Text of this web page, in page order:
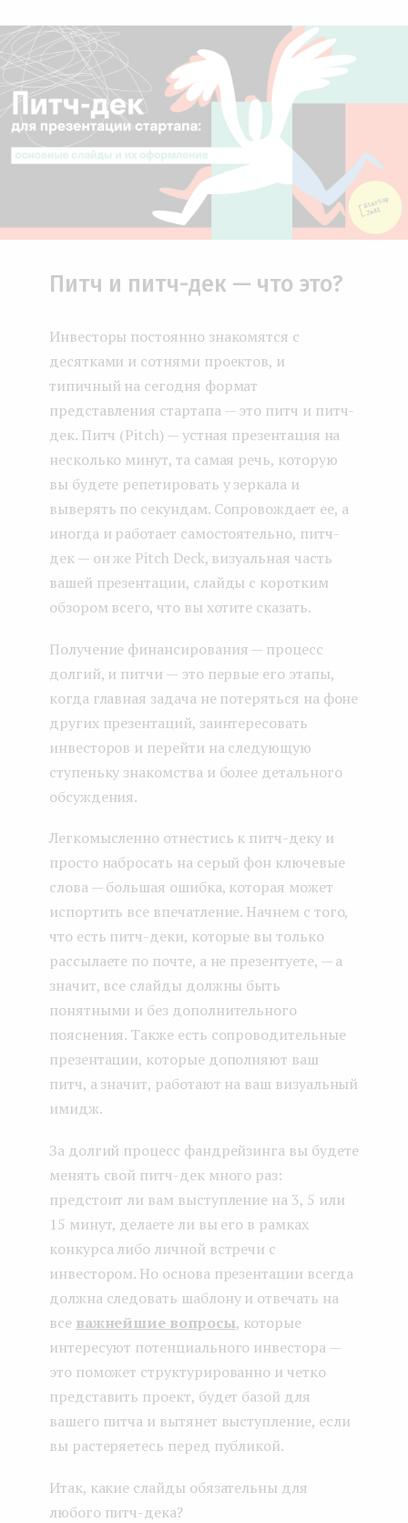
Питч и питч-дек — что это?
Инвесторы постоянно знакомятся с
десятками и сотнями проектов, и
типичный на сегодня формат
представления стартапа — это питч и питч-
дек. Питч (Pitch) — устная презентация на
несколько минут, та самая речь, которую
вы будете репетировать у зеркала и
выверять по секундам. Сопровождает ее, а
иногда и работает самостоятельно, питч-
дек — он же Pitch Deck, визуальная часть
вашей презентации, слайды с коротким
обзором всего, что вы хотите сказать.
Получение финансирования — процесс
долгий, и питчи — это первые его этапы,
когда главная задача не потеряться на фоне
других презентаций, заинтересовать
инвесторов и перейти на следующую
ступеньку знакомства и более детального
обсуждения.
Легкомысленно отнестись к питч-деку и
просто набросать на серый фон ключевые
слова — большая ошибка, которая может
испортить все впечатление. Начнем с того,
что есть питч-деки, которые вы только
рассылаете по почте, а не презентуете, — а
значит, все слайды должны быть
понятными и без дополнительного
пояснения. Также есть сопроводительные
презентации, которые дополняют ваш
питч, а значит, работают на ваш визуальный
имидж.
За долгий процесс фандрейзинга вы будете
менять свой питч-дек много раз:
предстоит ли вам выступление на 3, 5 или
15 минут, делаете ли вы его в рамках
конкурса либо личной встречи с
инвестором. Но основа презентации всегда
должна следовать шаблону и отвечать на
все важнейшие вопросы, которые
интересуют потенциального инвестора —
это поможет структурированно и четко
представить проект, будет базой для
вашего питча и вытянет выступление, если
вы растеряетесь перед публикой.
Итак, какие слайды обязательны для
любого питч-дека?